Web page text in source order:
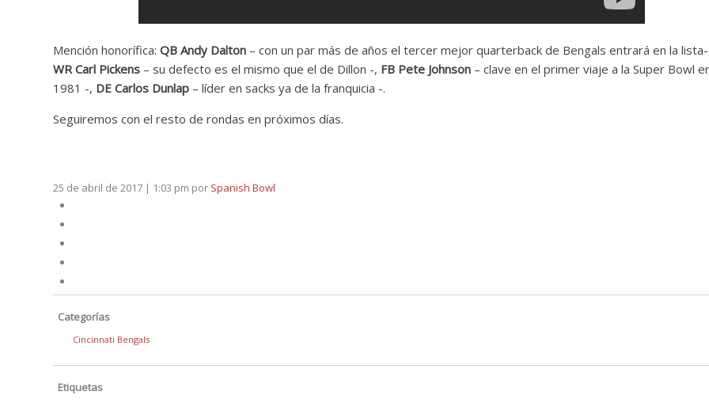
Mención honorífica:QB Andy Dalton – con un par más de años el tercer mejor quarterback de Bengals entrará en la
WR Carl Pickens – su defecto es el mismo que el de Dillon -, FB Pete Johnson – clave en el primer viaje a la Super Bowl
1981 -, DE Carlos Dunlap – líder en sacks ya de la franquicia -.
Seguiremos con el resto de rondas en próximos días.
25 de abril de 2017 | 1:03 pm por Spanish Bowl
Categorías
Cincinnati Bengals
Etiquetas